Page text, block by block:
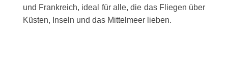
und Frankreich, ideal für alle, die das Fliegen über
Küsten, Inseln und das Mittelmeer lieben.